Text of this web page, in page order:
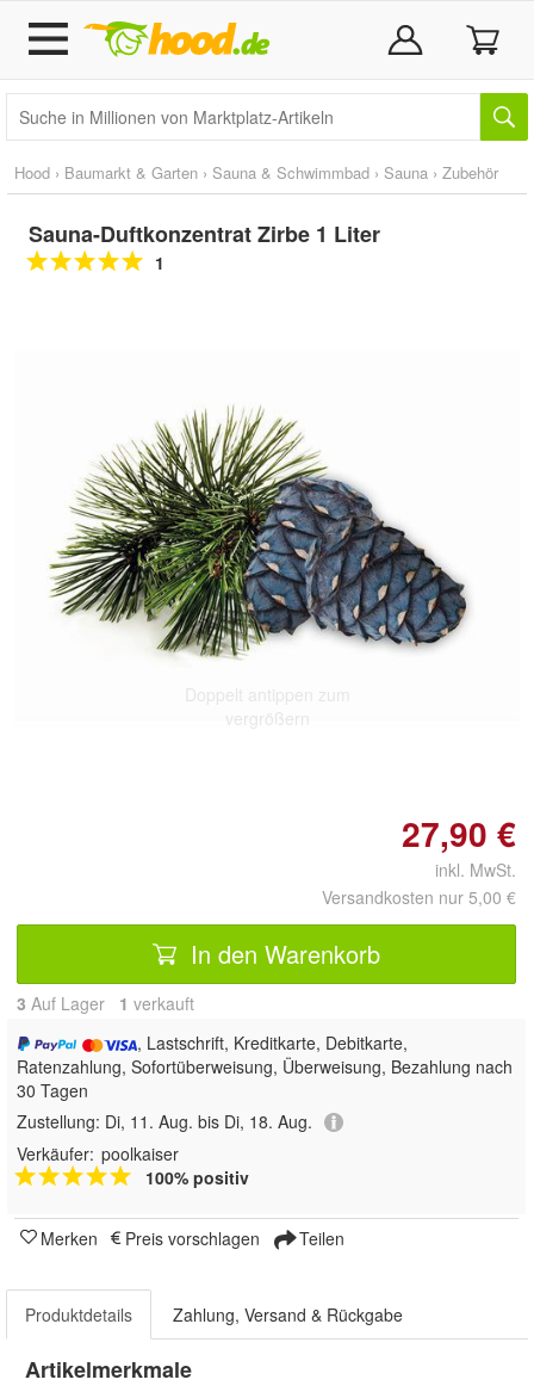
Hood › Baumarkt & Garten › Sauna & Schwimmbad › Sauna › Zubehör
Sauna-Duftkonzentrat Zirbe 1 Liter
1
vergrößern
27,90 €
inkl. MwSt.
Versandkosten nur 5,00 €
In den Warenkorb
3 Auf Lager 1 verkauft
, Lastschrift, Kreditkarte, Debitkarte,
Ratenzahlung, Sofortüberweisung, Überweisung, Bezahlung nach
30 Tagen
Zustellung: Di, 11. Aug. bis Di, 18. Aug.
Verkäufer: poolkaiser
100% positiv
Merken Preis vorschlagen Teilen
Produktdetails Zahlung, Versand & Rückgabe
Artikelmerkmale